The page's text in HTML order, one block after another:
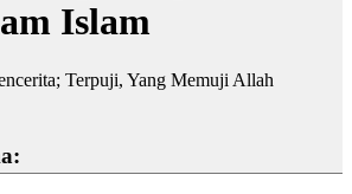
Islam
Terpuji, Yang Memuji Allah